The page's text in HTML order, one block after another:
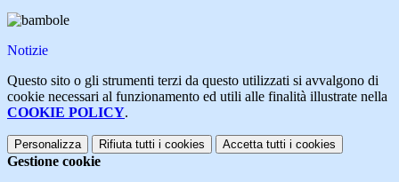
Notizie
Questo sito o gli strumenti terzi da questo utilizzati si avvalgono di
cookie necessari al funzionamento ed utili alle finalità illustrate nella
COOKIE POLICY.
Personalizza Rifiuta tutti i cookies Accetta tutti i cookies
Gestione cookie